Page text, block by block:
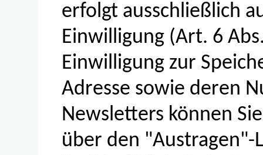
erfolgt ausschließlich
Einwilligung (Art. 6
Einwilligung zur
Adresse sowie deren
Newsletters können
über den "Austragen"-